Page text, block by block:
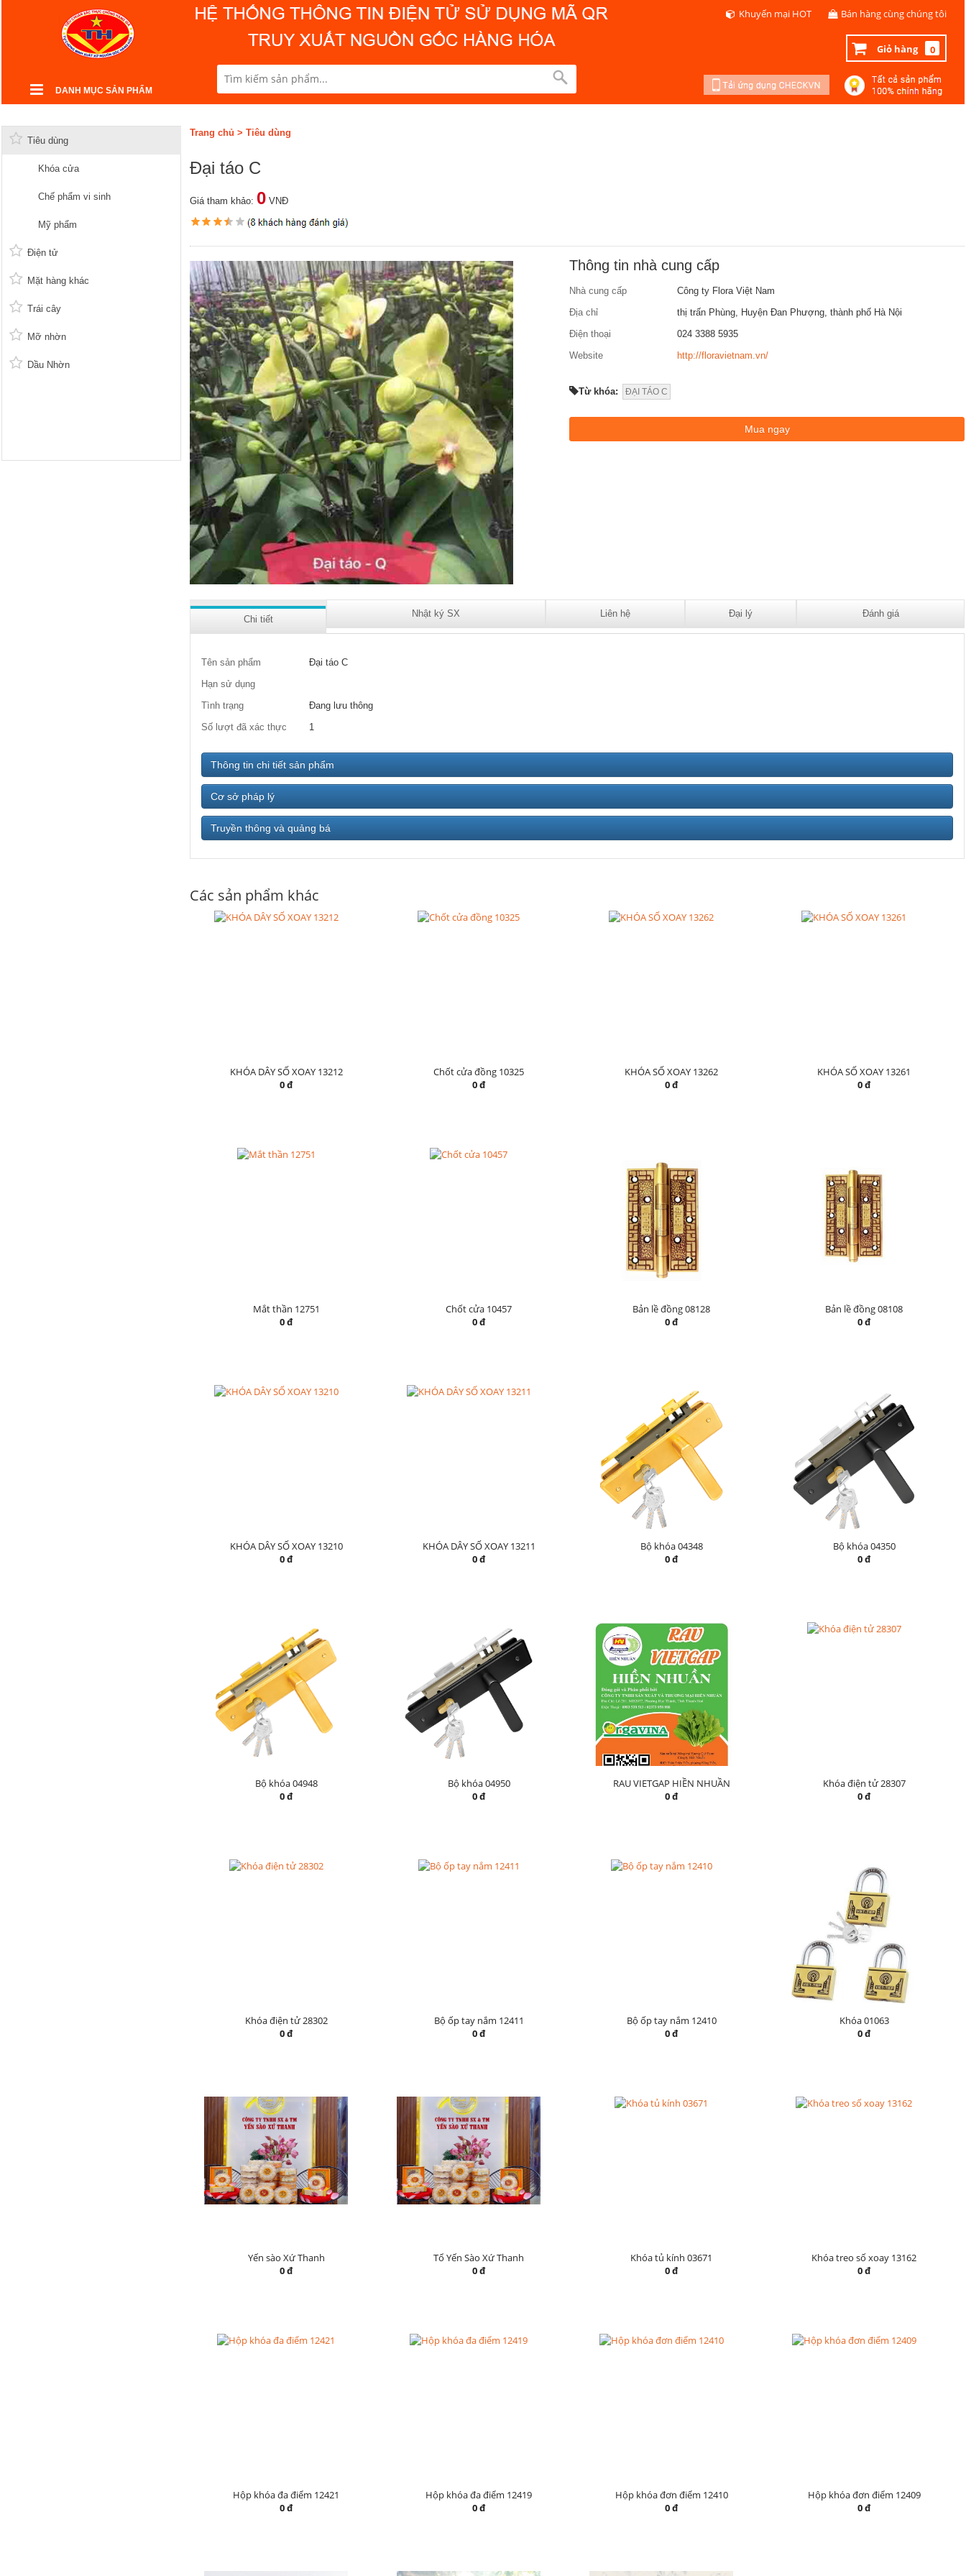
DANH MỤC SẢN PHẨM
Khuyến mại HOT Bán hàng cùng chúng tôi
Giỏ hàng 0
Tiêu dùng
Khóa cửa
Chế phẩm vi sinh
Mỹ phẩm
Điện tử
Mặt hàng khác
Trái cây
Mỡ nhờn
Dầu Nhờn
Trang chủ > Tiêu dùng
Đại táo C
Giá tham khảo: 0 VNĐ
Thông tin nhà cung cấp
Nhà cung cấp
Công ty Flora Việt Nam
Địa chỉ
thị trấn Phùng, Huyện Đan Phượng, thành phố Hà Nội
Điện thoại
024 3388 5935
Website
http://floravietnam.vn/
Từ khóa: ĐẠI TÁO C
Chi tiết
Nhật ký SX Liên hệ Đại lý Đánh giá
Tên sản phẩm
Đại táo C
Hạn sử dụng
Tình trạng
Đang lưu thông
Số lượt đã xác thực
1
Thông tin chi tiết sản phẩm
Cơ sở pháp lý
Truyền thông và quảng bá
Các sản phẩm khác
KHÓA DÂY SỐ XOAY 13212
0 đ
Chốt cửa đồng 10325
0 đ
KHÓA SỐ XOAY 13262
0 đ
KHÓA SỐ XOAY 13261
0 đ
Mắt thần 12751
0 đ
Chốt cửa 10457
0 đ
Bản lề đồng 08128
0 đ
Bản lề đồng 08108
0 đ
KHÓA DÂY SỐ XOAY 13210
0 đ
KHÓA DÂY SỐ XOAY 13211
0 đ
Bộ khóa 04348
0 đ
Bộ khóa 04350
0 đ
Bộ khóa 04948
0 đ
Bộ khóa 04950
0 đ
RAU VIETGAP HIỀN NHUẦN
0 đ
Khóa điện tử 28307
0 đ
Khóa điện tử 28302
0 đ
Bộ ốp tay nắm 12411
0 đ
Bộ ốp tay nắm 12410
0 đ
Khóa 01063
0 đ
Yến sào Xứ Thanh
0 đ
Tổ Yến Sào Xứ Thanh
0 đ
Khóa tủ kính 03671
0 đ
Khóa treo số xoay 13162
0 đ
Hộp khóa đa điểm 12421
0 đ
Hộp khóa đa điểm 12419
0 đ
Hộp khóa đơn điểm 12410
0 đ
Hộp khóa đơn điểm 12409
0 đ